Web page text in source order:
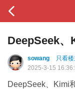
DeepSeek、
sowang
只看楼
2025-3-15
DeepSeek、Kimi